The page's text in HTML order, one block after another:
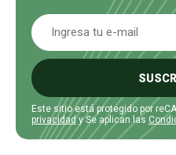
Este sitio está protegido por
privacidady Se aplican las